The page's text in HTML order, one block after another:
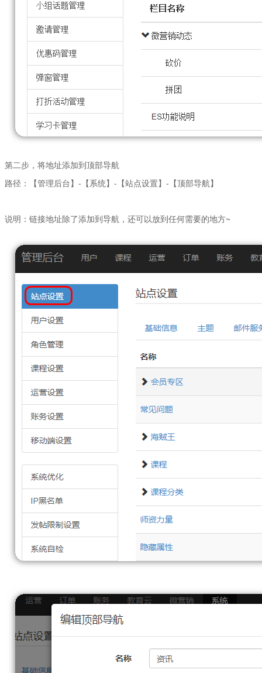
第二步，将地址添加到顶部导航
路径：【管理后台】-【系统】-【站点设置】-【顶部导航】
说明：链接地址除了添加到导航，还可以放到任何需要的地方~